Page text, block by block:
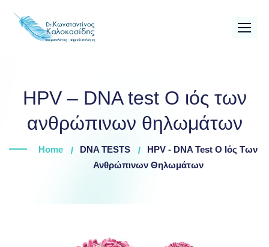
HPV – DNA test Ο ιός των
ανθρώπινων θηλωμάτων
Home DNA TESTS
HPV - DNA Test Ο Ιός Των
Ανθρώπινων Θηλωμάτων